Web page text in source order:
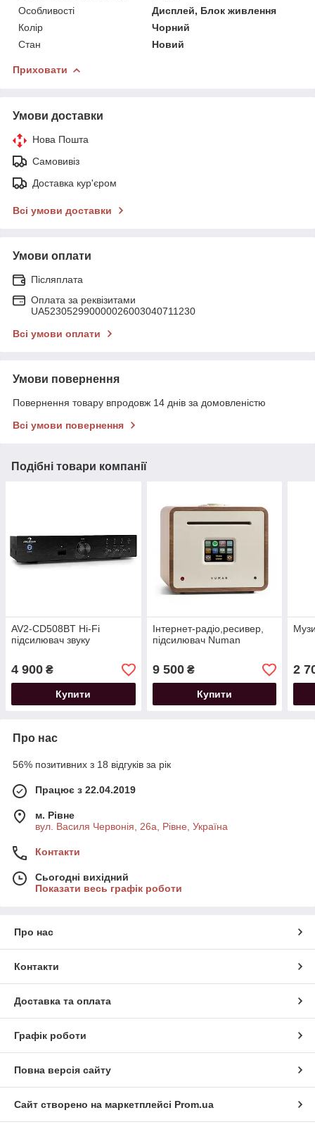
Особливості
Дисплей, Блок живлення
Колір
Чорний
Стан
Новий
Приховати
Умови доставки
Нова Пошта
Самовивіз
Доставка кур'єром
Всі умови доставки
Умови оплати
Післяплата
Оплата за реквізитами
UA523052990000026003040711230
Всі умови оплати
Умови повернення
Повернення товару впродовж 14 днів за домовленістю
Всі умови повернення
Подібні товари компанії
AV2-CD508BT Hi-Fi
підсилювач звуку
4 900 ₴
Купити
Інтернет-радіо,ресивер,
підсилювач Numan
9 500₴
Купити
2
Про нас
56% позитивних з 18 відгуків за рік
Працює з 22.04.2019
м. Рівне
вул. Василя Червонія, 26а, Рівне, Україна
Контакти
Сьогодні вихідний
Показати весь графік роботи
Про нас
Контакти
Доставка та оплата
Графік роботи
Повна версія сайту
Сайт створено на маркетплейсі Prom.ua